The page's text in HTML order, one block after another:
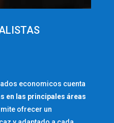
economicos cuenta
en las principales áreas
ofrecer un